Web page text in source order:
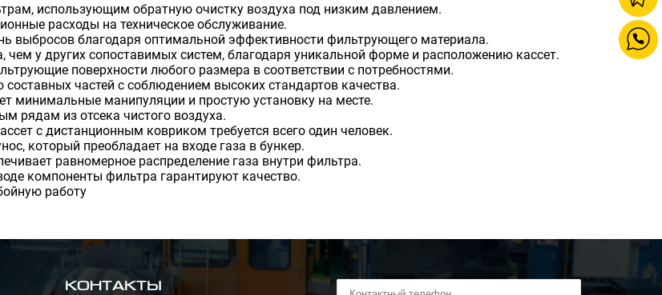
использующим обратную очистку воздуха под низким давлением.
расходы на техническое обслуживание.
выбросов благодаря оптимальной эффективности фильтрующего материала.
у других сопоставимых систем, благодаря уникальной форме и расположению кассет.
поверхности любого размера в соответствии с потребностями.
частей с соблюдением высоких стандартов качества.
минимальные манипуляции и простую установку на месте.
рядам из отсека чистого воздуха.
с дистанционным ковриком требуется всего один человек.
который преобладает на входе газа в бункер.
равномерное распределение газа внутри фильтра.
компоненты фильтра гарантируют качество.
работу
Контакты